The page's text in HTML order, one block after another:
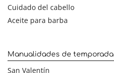
Cuidado del cabello
Aceite para barba
Manualidades de temporada
San Valentín